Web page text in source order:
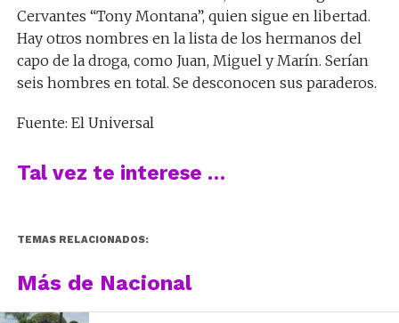
Cervantes “Tony Montana”, quien sigue en libertad.
Hay otros nombres en la lista de los hermanos del
capo de la droga, como Juan, Miguel y Marín. Serían
seis hombres en total. Se desconocen sus paraderos.
Fuente: El Universal
Tal vez te interese …
TEMAS RELACIONADOS:
Más de Nacional